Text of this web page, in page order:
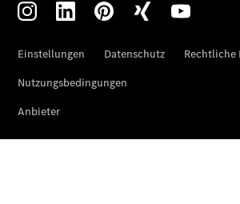
Limousine
C-Klasse
elektrisch
S-Klasse